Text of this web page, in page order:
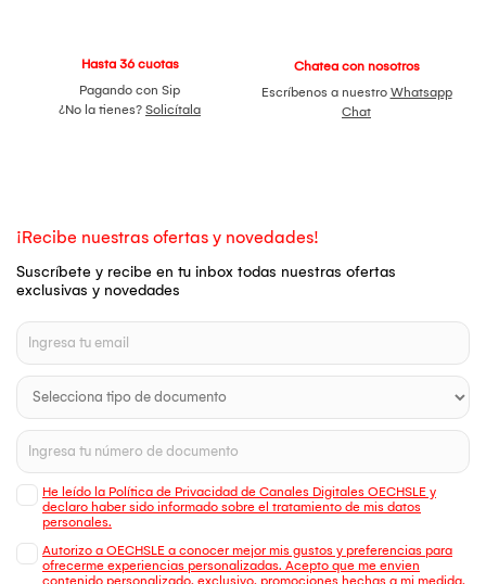
Hasta 36 cuotas
Pagando con Sip
¿No la tienes? Solicítala
Chatea con nosotros
Escríbenos a nuestro Whatsapp
Chat
¡Recibe nuestras ofertas y novedades!
Suscríbete y recibe en tu inbox todas nuestras ofertas
exclusivas y novedades
He leído la Política de Privacidad de Canales Digitales OECHSLE y
declaro haber sido informado sobre el tratamiento de mis datos
personales.
Autorizo a OECHSLE a conocer mejor mis gustos y preferencias para
ofrecerme experiencias personalizadas. Acepto que me envien
contenido personalizado, exclusivo, promociones hechas a mi medida,